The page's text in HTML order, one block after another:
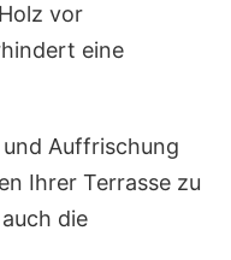
vor
eine
und Auffrischung
Ihrer Terrasse zu
die